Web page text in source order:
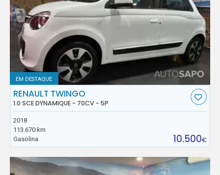
EM DESTAQUE
RENAULT TWINGO
1.0 SCE DYNAMIQUE - 70CV - 5P
2018
113.670 km
Gasolina
10.500€